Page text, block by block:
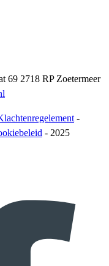
69 2718 RP Zoetermeer
-
- 2025